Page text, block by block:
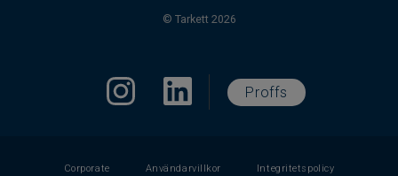
© Tarkett 2026
Proffs
Corporate Användarvillkor Integritetspolicy